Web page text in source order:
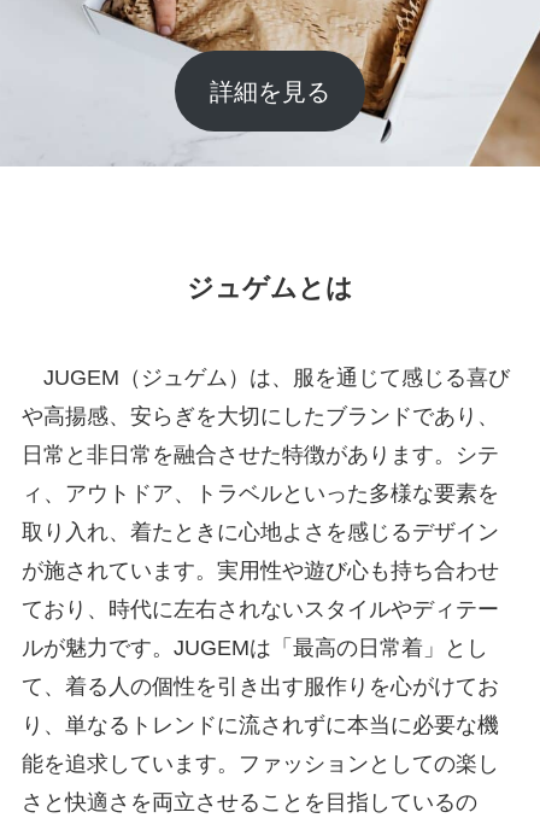
詳細を見る
ジュゲムとは
JUGEM（ジュゲム）は、服を通じて感じる喜び
や高揚感、安らぎを大切にしたブランドであり、
日常と非日常を融合させた特徴があります。シテ
ィ、アウトドア、トラベルといった多様な要素を
取り入れ、着たときに心地よさを感じるデザイン
が施されています。実用性や遊び心も持ち合わせ
ており、時代に左右されないスタイルやディテー
ルが魅力です。JUGEMは「最高の日常着」とし
て、着る人の個性を引き出す服作りを心がけてお
り、単なるトレンドに流されずに本当に必要な機
能を追求しています。ファッションとしての楽し
さと快適さを両立させることを目指しているの